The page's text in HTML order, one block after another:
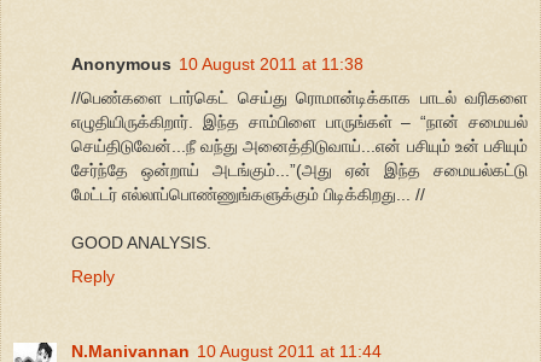
Anonymous 10 August 2011 at 11:38
//பெண்களை டார்கெட் செய்து ரொமான்டிக்காக பாடல் வரிகளை
எழுதியிருக்கிறார். இந்த சாம்பிளை பாருங்கள் – “நான் சமையல்
செய்திடுவேன்...நீ வந்து அனைத்திடுவாய்...என் பசியும் உன் பசியும்
சேர்ந்தே ஒன்றாய் அடங்கும்...”(அது ஏன் இந்த சமையல்கட்டு
மேட்டர் எல்லாப்பொண்ணுங்களுக்கும் பிடிக்கிறது... //
GOOD ANALYSIS.
Reply
N.Manivannan 10 August 2011 at 11:44